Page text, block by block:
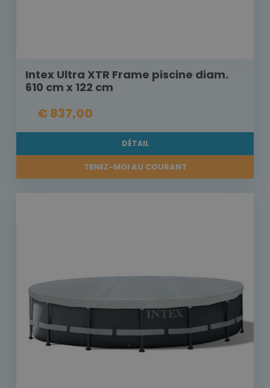
Intex Ultra XTR Frame piscine diam.
610 cm x 122 cm
€ 837,00
DÉTAIL
TENEZ-MOI AU COURANT